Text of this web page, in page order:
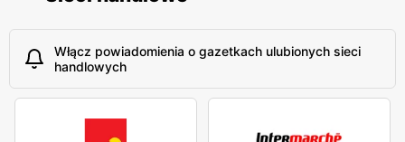
Włącz powiadomienia o gazetkach ulubionych sieci
handlowych